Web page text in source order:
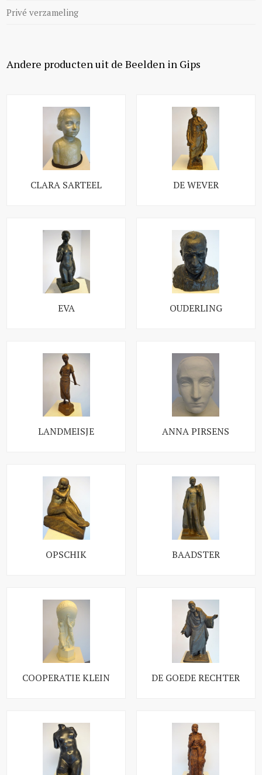
Privé verzameling
Andere producten uit de Beelden in Gips
CLARA SARTEEL DE WEVER
EVA OUDERLING
LANDMEISJE ANNA PIRSENS
OPSCHIK BAADSTER
COOPERATIE KLEIN DE GOEDE RECHTER